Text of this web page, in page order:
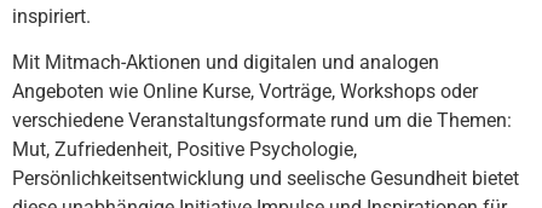
inspiriert.
Mit Mitmach-Aktionen und digitalen und analogen
Angeboten wie Online Kurse, Vorträge, Workshops oder
verschiedene Veranstaltungsformate rund um die Themen:
Mut, Zufriedenheit, Positive Psychologie,
Persönlichkeitsentwicklung und seelische Gesundheit bietet